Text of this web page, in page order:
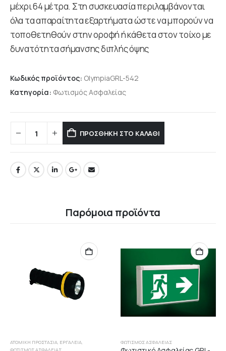
μέχρι 64 μέτρα. Στη συσκευασία περιλαμβάνονται
όλα τα απαραίτητα εξαρτήματα ώστε να μπορούν να
τοποθετηθούν στην οροφή ή κάθετα στον τοίχο με
δυνατότητα σήμανσης διπλής όψης
Κωδικός προϊόντος: OlympiaGRL-542
Κατηγορία: Φωτισμός Ασφαλείας
ΠΡΟΣΘΉΚΗ ΣΤΟ ΚΑΛΆΘΙ
Παρόμοια προϊόντα
ΑΤΟΜΙΚΉ ΠΡΟΣΤΑΣΊΑ, ΕΡΓΑΛΕΊΑ,
ΦΩΤΙΣΜΌΣ ΑΣΦΑΛΕΊΑΣ